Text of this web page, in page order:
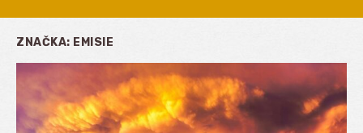
ZNAČKA: EMISIE